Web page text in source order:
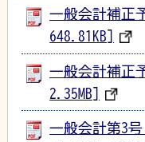
一般会計補正
648.81KB]
一般会計補正
2.35MB]
一般会計第3